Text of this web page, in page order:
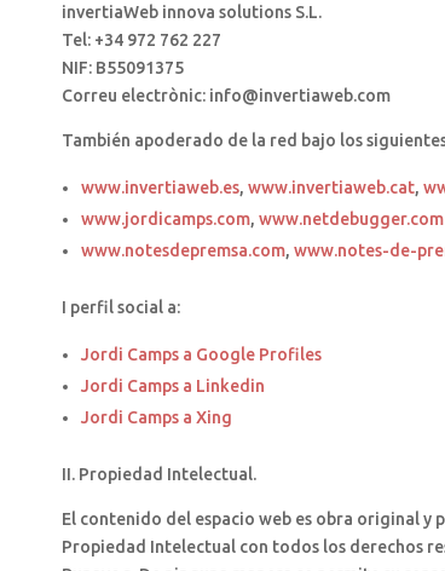
invertiaWeb innova solutions S.L.
Tel: +34 972 762 227
NIF: B55091375
Correu electrònic: info@invertiaweb.com
También apoderado de la red bajo los
www.invertiaweb.es, www.invertiaweb.cat,
www.jordicamps.com, www.netdebugger.com
www.notesdepremsa.com, www.notes-de-
I perfil social a:
Jordi Camps a Google Profiles
Jordi Camps a Linkedin
Jordi Camps a Xing
II. Propiedad Intelectual.
El contenido del espacio web es obra original y
Propiedad Intelectual con todos los derechos